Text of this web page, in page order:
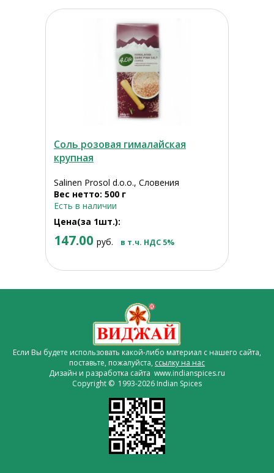
Соль розовая гималайская
крупная
Salinen Prosol d.o.o., Словения
Вес нетто: 500 г
Есть в наличии
Цена(за 1шт.):
147.00 руб. в т.ч. НДС 5%
Если Вы будете использовать какой-либо материал с нашего сайта,
поставьте, пожалуйста, ссылку на нас
Дизайн и разработка сайта www.indianspices.ru
Copyright © 1993-2026 Indian Spices